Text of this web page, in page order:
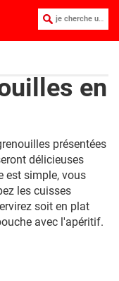
je cherche une recette :
en
présentées
délicieuses
est simple, vous
les cuisses
soit en plat
avec l'apéritif.